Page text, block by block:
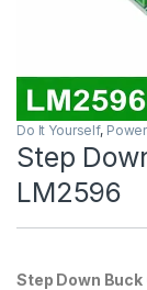
Do It Yourself,
Step
LM2596
Step Down